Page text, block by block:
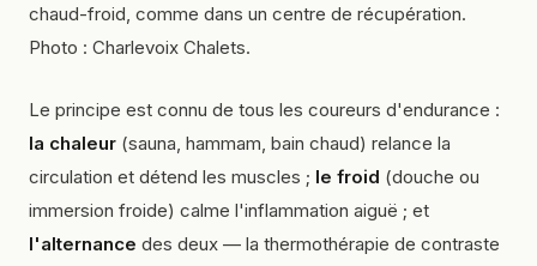
chaud-froid, comme dans un centre de récupération.
Photo : Charlevoix Chalets.
Le principe est connu de tous les coureurs d'endurance :
la chaleur (sauna, hammam, bain chaud) relance la
circulation et détend les muscles ; le froid (douche ou
immersion froide) calme l'inflammation aiguë ; et
l'alternance des deux — la thermothérapie de contraste